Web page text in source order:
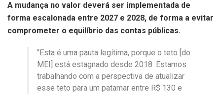
A mudança no valor deverá ser implementada de
forma escalonada entre 2027 e 2028, de forma a evitar
comprometer o equilíbrio das contas públicas.
“Esta é uma pauta legítima, porque o teto [do
MEI] está estagnado desde 2018. Estamos
trabalhando com a perspectiva de atualizar
esse teto para um patamar entre R$ 130 e